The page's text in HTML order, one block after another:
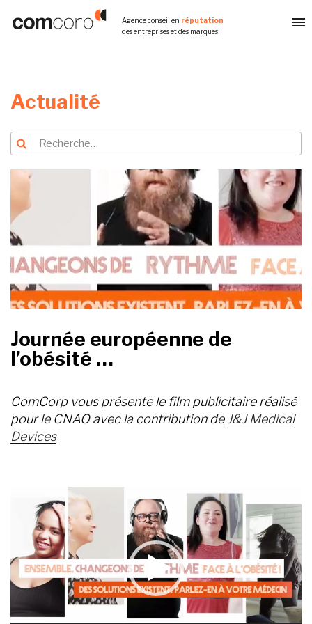
Agence conseil en réputation
des entreprises et des marques
Actualité
Recherche
pour
:
Recherche
Journée européenne de
l’obésité …
ComCorp vous présente le film publicitaire réalisé
pour le CNAO avec la contribution deJ&J Medical
Devices
vidéo